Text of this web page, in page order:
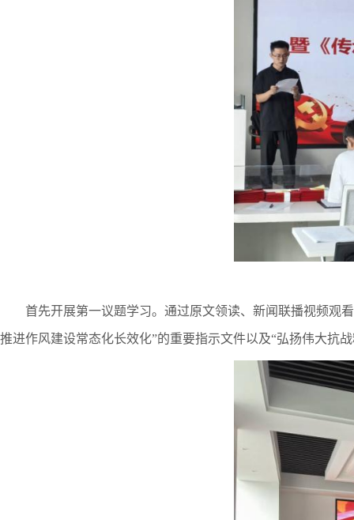
首先开展第一议题学习。通过原文领读、新闻联播视频观
推进作风建设常态化长效化”的重要指示文件以及“弘扬伟大抗